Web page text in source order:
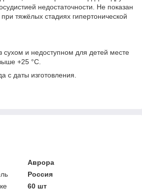
недостаточности. Не показан
тяжёлых стадиях гипертонической
сухом и недоступном для детей месте
+25 °С.
с даты изготовления.
Аврора
Россия
60 шт